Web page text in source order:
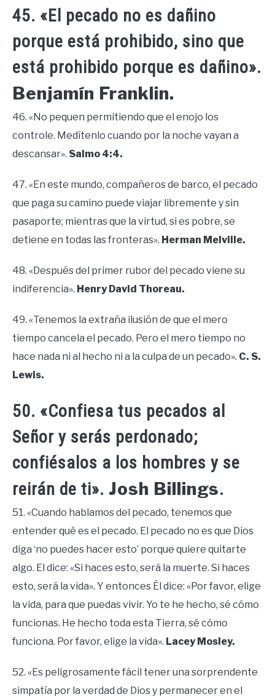
45. «El pecado no es dañino
porque está prohibido, sino que
está prohibido porque es dañino».
Benjamín Franklin.
46. «No pequen permitiendo que el enojo los
controle. Medítenlo cuando por la noche vayan a
descansar». Salmo 4:4.
47. «En este mundo, compañeros de barco, el pecado
que paga su camino puede viajar libremente y sin
pasaporte; mientras que la virtud, si es pobre, se
detiene en todas las fronteras». Herman Melville.
48. «Después del primer rubor del pecado viene su
indiferencia». Henry David Thoreau.
49. «Tenemos la extraña ilusión de que el mero
tiempo cancela el pecado. Pero el mero tiempo no
hace nada ni al hecho ni a la culpa de un pecado». C. S.
Lewis.
50. «Confiesa tus pecados al
Señor y serás perdonado;
confiésalos a los hombres y se
reirán de ti». Josh Billings.
51. «Cuando hablamos del pecado, tenemos que
entender qué es el pecado. El pecado no es que Dios
diga ‘no puedes hacer esto’ porque quiere quitarte
algo. El dice: «Si haces esto, será la muerte. Si haces
esto, será la vida». Y entonces Él dice: «Por favor, elige
la vida, para que puedas vivir. Yo te he hecho, sé cómo
funcionas. He hecho toda esta Tierra, sé cómo
funciona. Por favor, elige la vida». Lacey Mosley.
52. «Es peligrosamente fácil tener una sorprendente
simpatía por la verdad de Dios y permanecer en el